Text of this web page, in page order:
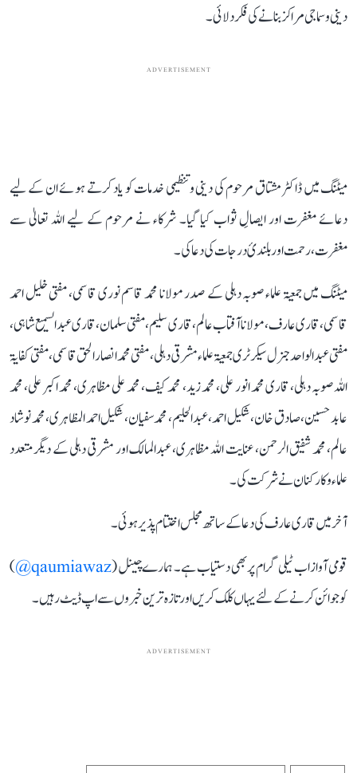
دینی و سماجی مراکز بنانے کی فکر دلائی۔
ADVERTISEMENT
میٹنگ میں ڈاکٹر مشتاق مرحوم کی دینی و تنظیمی خدمات کو یاد کرتے ہوئے ان کے لیے
دعائے مغفرت اور ایصالِ ثواب کیا گیا۔ شرکاء نے مرحوم کے لیے اللہ تعالیٰ سے
مغفرت، رحمت اور بلندیٔ درجات کی دعا کی۔
میٹنگ میں جمعیۃ علماء صوبہ دہلی کے صدر مولانا محمد قاسم نوری قاسمی، مفتی خلیل احمد
قاسمی، قاری عارف، مولانا آفتاب عالم، قاری سلیم، مفتی سلمان ، قاری عبدالسمیع شاہی ،
مفتی عبد الواحد جنرل سیکرٹری جمعیۃ علماء مشرقی دہلی، مفتی محمد انصار الحق قاسمی ، مفتی کفایۃ
اللہ صوبہ دہلی، قاری محمد انور علی، محمد زید، محمد کیف، محمد علی مظاہری، محمد اکبر علی، محمد
عابد حسین، صادق خان، شکیل احمد، عبدالحلیم، محمد سفیان، شکیل احمد المظاہری، محمد نوشاد
عالم، محمد شفیق الرحمن، عنایت اللہ مظاہری، عبدالمالک اور مشرقی دہلی کے دیگر متعدد
علماء و کارکنان نے شرکت کی۔
آخر میں قاری عارف کی دعا کے ساتھ مجلس اختتام پذیر ہوئی۔
قومی آواز اب ٹیلی گرام پر بھی دستیاب ہے۔ ہمارے چینل (qaumiawaz@
)
کو جوائن کرنے کے لئے یہاں کلک کریں اور تازہ ترین خبروں سے اپ ڈیٹ رہیں۔
ADVERTISEMENT